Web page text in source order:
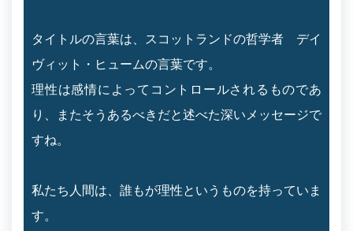
タイトルの言葉は、スコットランドの哲学者 デイ
ヴィット・ヒュームの言葉です。
理性は感情によってコントロールされるものであ
り、またそうあるべきだと述べた深いメッセージで
すね。
私たち人間は、誰もが理性というものを持っていま
す。